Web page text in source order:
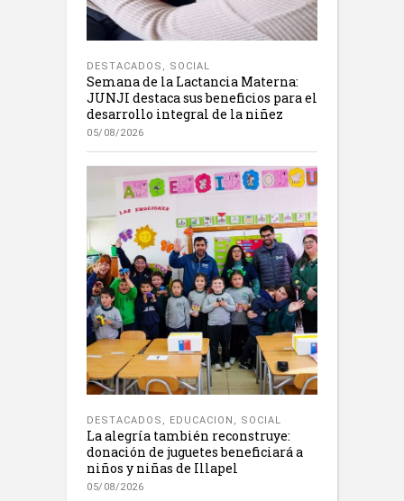
DESTACADOS SOCIAL
Semana de la Lactancia Materna:
JUNJI destaca sus beneficios para el
desarrollo integral de la niñez
05/08/2026
DESTACADOS , EDUCACION , SOCIAL
La alegría también reconstruye:
donación de juguetes beneficiará a
niños y niñas de Illapel
05/08/2026